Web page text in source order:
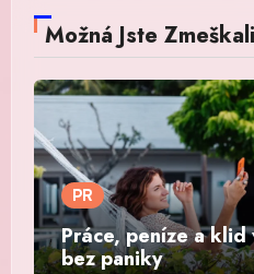
Možná Jste
PR
Práce, peníze a klid
bez paniky